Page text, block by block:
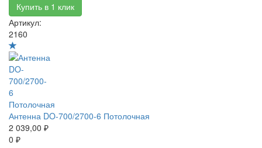
Купить в 1 клик
Артикул:
2160
Антенна DO-700/2700-6 Потолочная
2 039,00 ₽
0 ₽